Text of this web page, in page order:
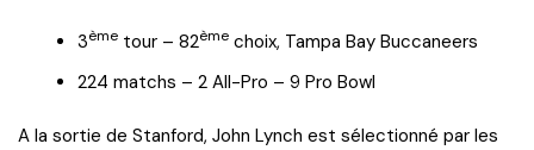
3ème tour – 82ème choix, Tampa Bay Buccaneers
224 matchs – 2 All-Pro – 9 Pro Bowl
A la sortie de Stanford, John Lynch est sélectionné par les